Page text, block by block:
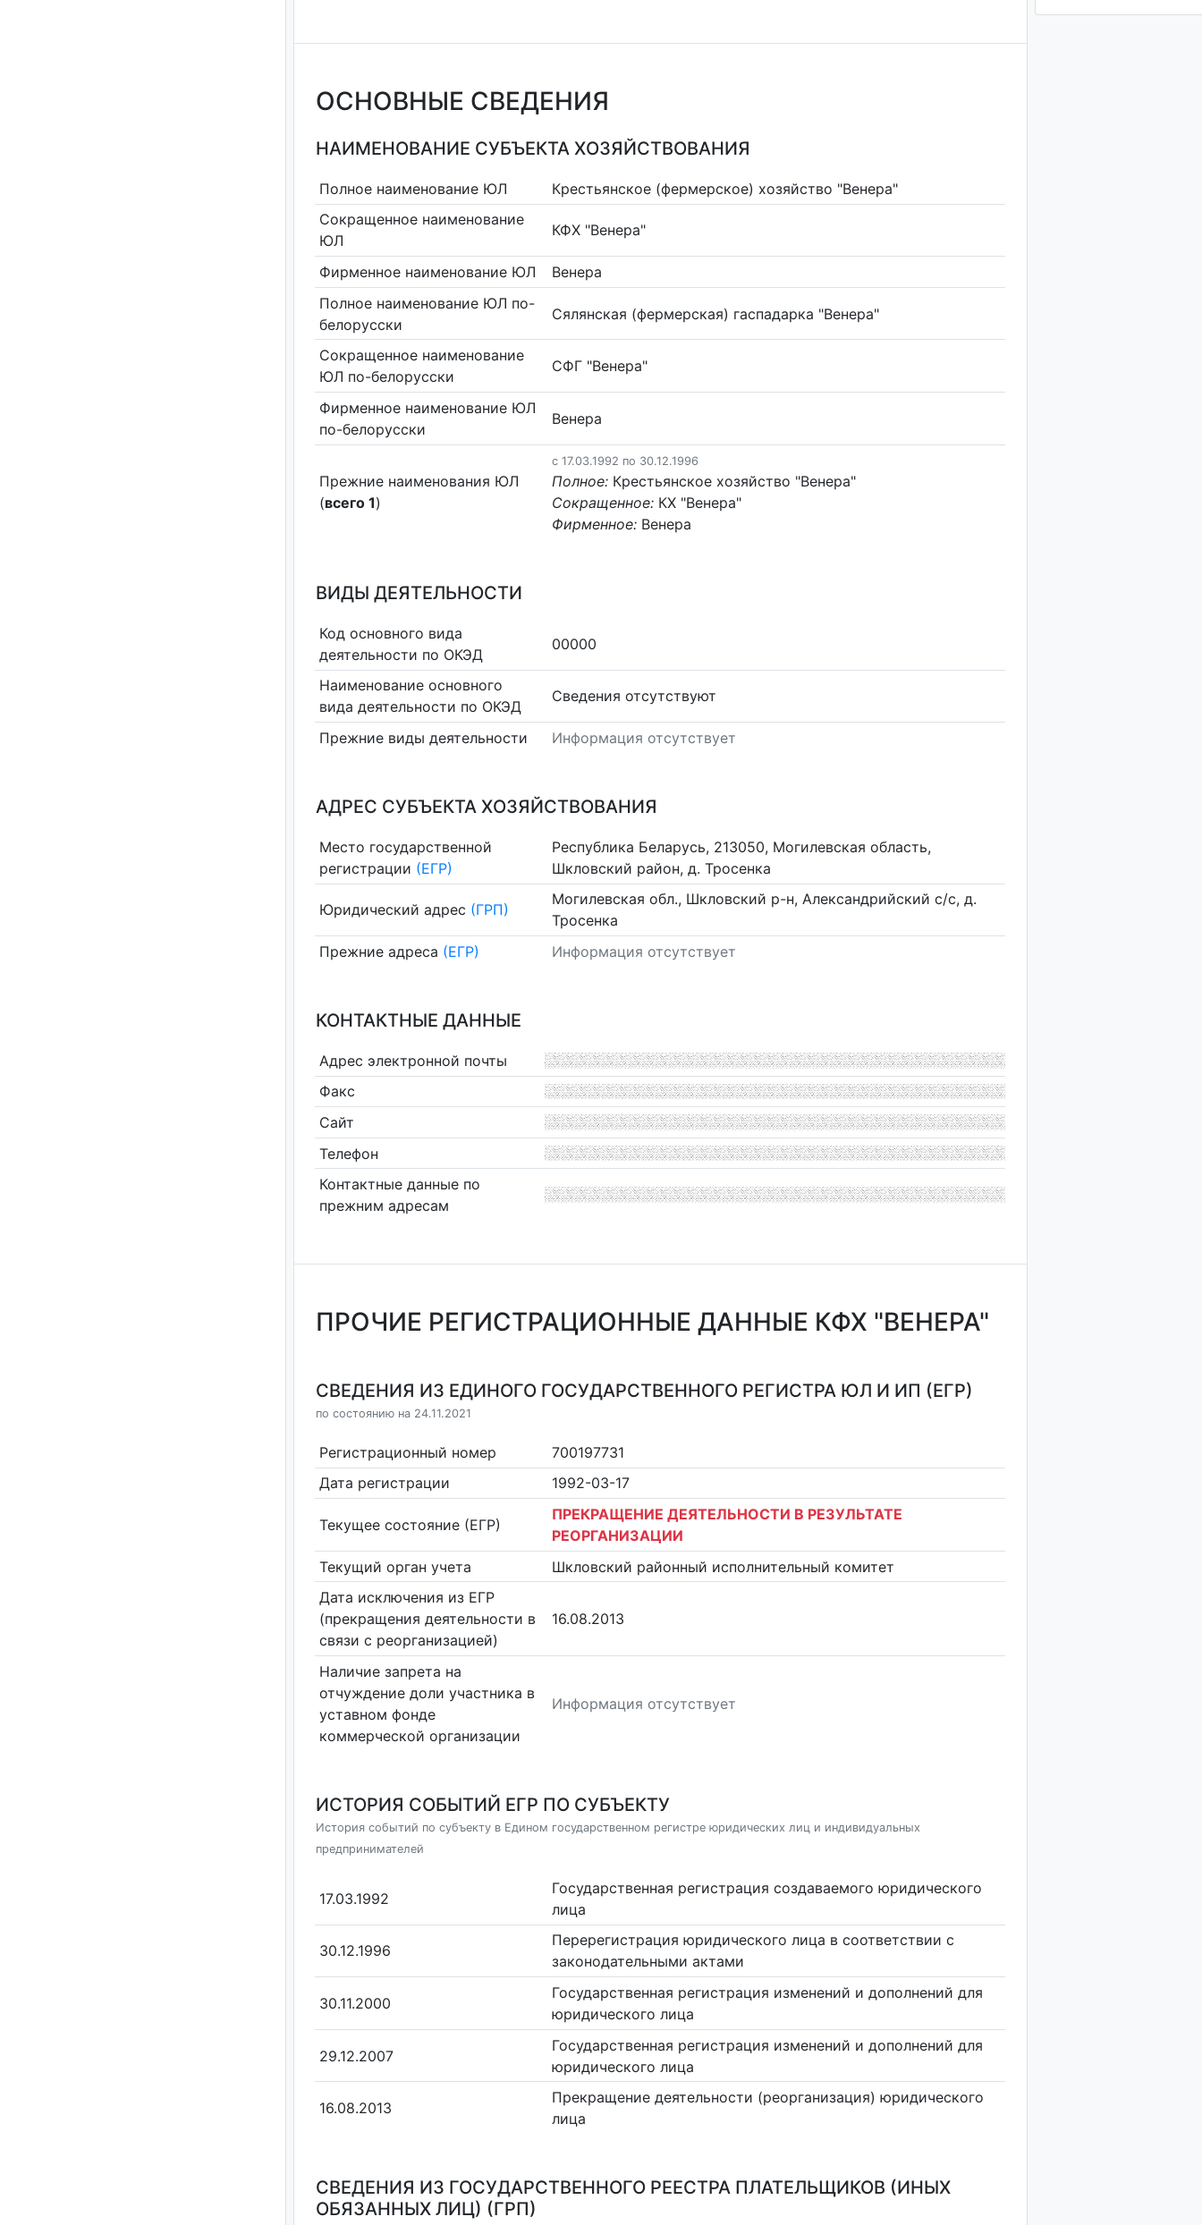
ОСНОВНЫЕ СВЕДЕНИЯ
НАИМЕНОВАНИЕ СУБЪЕКТА ХОЗЯЙСТВОВАНИЯ
Полное наименование ЮЛ
Крестьянское (фермерское) хозяйство "Венера"
Сокращенное наименование
ЮЛ
КФХ "Венера"
Фирменное наименование ЮЛ
Венера
Полное наименование ЮЛ по-
белорусски
Сялянская (фермерская) гаспадарка "Венера"
Сокращенное наименование
ЮЛ по-белорусски
СФГ "Венера"
Фирменное наименование ЮЛ
по-белорусски
Венера
Прежние наименования ЮЛ
(всего 1)
c 17.03.1992 по 30.12.1996
Полное: Крестьянское хозяйство "Венера"
Сокращенное: КХ "Венера"
Фирменное: Венера
ВИДЫ ДЕЯТЕЛЬНОСТИ
Код основного вида
деятельности по ОКЭД
00000
Наименование основного
вида деятельности по ОКЭД
Cведения отсутствуют
Прежние виды деятельности Информация отсутствует
АДРЕС СУБЪЕКТА ХОЗЯЙСТВОВАНИЯ
Место государственной
регистрации (ЕГР)
Республика Беларусь, 213050, Могилевская область,
Шкловский район, д. Тросенка
Юридический адрес (ГРП)
Могилевская обл., Шкловский р-н, Александрийский с/с, д.
Тросенка
Прежние адреса (ЕГР) Информация отсутствует
КОНТАКТНЫЕ ДАННЫЕ
Адрес электронной почты
Факс
Сайт
Телефон
Контактные данные по
прежним адресам
ПРОЧИЕ РЕГИСТРАЦИОННЫЕ ДАННЫЕ КФХ "ВЕНЕРА"
СВЕДЕНИЯ ИЗ ЕДИНОГО ГОСУДАРСТВЕННОГО РЕГИСТРА ЮЛ И ИП (ЕГР)
по состоянию на 24.11.2021
Регистрационный номер
700197731
Дата регистрации
1992-03-17
Текущее состояние (ЕГР)
ПРЕКРАЩЕНИЕ ДЕЯТЕЛЬНОСТИ В РЕЗУЛЬТАТЕ
РЕОРГАНИЗАЦИИ
Текущий орган учета
Шкловский районный исполнительный комитет
Дата исключения из ЕГР
(прекращения деятельности в
связи с реорганизацией)
16.08.2013
Наличие запрета на
отчуждение доли участника в
уставном фонде
коммерческой организации
Информация отсутствует
ИСТОРИЯ СОБЫТИЙ ЕГР ПО СУБЪЕКТУ
История событий по субъекту в Едином государственном регистре юридических лиц и индивидуальных
предпринимателей
17.03.1992
Государственная регистрация создаваемого юридического
лица
30.12.1996
Перерегистрация юридического лица в соответствии с
законодательными актами
30.11.2000
Государственная регистрация изменений и дополнений для
юридического лица
29.12.2007
Государственная регистрация изменений и дополнений для
юридического лица
16.08.2013
Прекращение деятельности (реорганизация) юридического
лица
СВЕДЕНИЯ ИЗ ГОСУДАРСТВЕННОГО РЕЕСТРА ПЛАТЕЛЬЩИКОВ (ИНЫХ
ОБЯЗАННЫХ ЛИЦ) (ГРП)